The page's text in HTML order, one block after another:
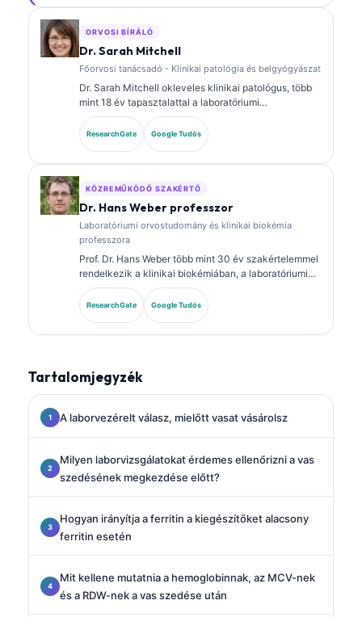
értelmezésről és laboratóriumi diagnosztikáról
laboratóriumi orvostudományi témákban.
ORVOSI BÍRÁLÓ
Dr. Sarah Mitchell
Főorvosi tanácsadó - Klinikai patológia és belgyógyászat
Dr. Sarah Mitchell okleveles klinikai patológus, több
mint 18 év tapasztalattal a laboratóriumi
orvostudomány és a diagnosztikai elemzés területén.
Klinikai kémiai szakterületi képesítésekkel
rendelkezik, és kiterjedten publikált biomarker-
ResearchGate Google Tudós
KÖZREMŰKÖDŐ SZAKÉRTŐ
Dr. Hans Weber professzor
Laboratóriumi orvostudomány és klinikai biokémia
professzora
Prof. Dr. Hans Weber több mint 30 év szakértelemmel
rendelkezik a klinikai biokémiában, a laboratóriumi
orvostudományban és a biomarker-kutatásban. A
Német Klinikai Kémiai Társaság korábbi elnöke, és a
diagnosztikai panel-elemzésre, a biomarkerek
ResearchGate Google Tudós
Tartalomjegyzék
A laborvezérelt válasz, mielőtt vasat vásárolsz
Milyen laborvizsgálatokat érdemes ellenőrizni a vas
szedésének megkezdése előtt?
Hogyan irányítja a ferritin a kiegészítőket alacsony
ferritin esetén
Mit kellene mutatnia a hemoglobinnak, az MCV-nek
és a RDW-nek a vas szedése után